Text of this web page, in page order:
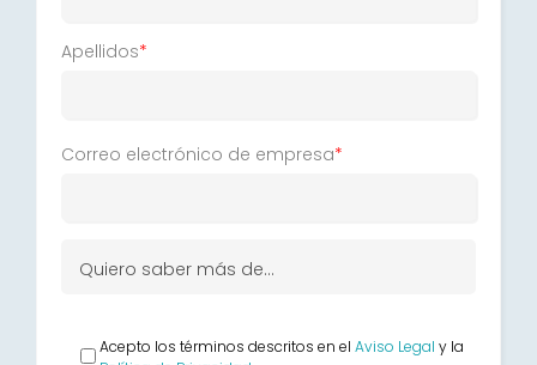
Apellidos*
Correo electrónico de empresa*
Quiero saber más de...
Acepto los términos descritos en el Aviso Legal y la